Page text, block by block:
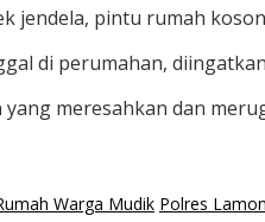
jendela, pintu rumah
di perumahan,
meresahkan dan
Warga Mudik Polres